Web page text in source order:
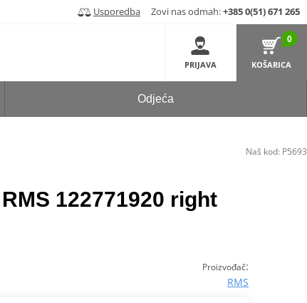
Usporedba Zovi nas odmah:+385 0(51) 671 265
PRIJAVA
0
KOŠARICA
Odjeća
122771920 right
Proizvođač:
RMS
Naš kod: P5693